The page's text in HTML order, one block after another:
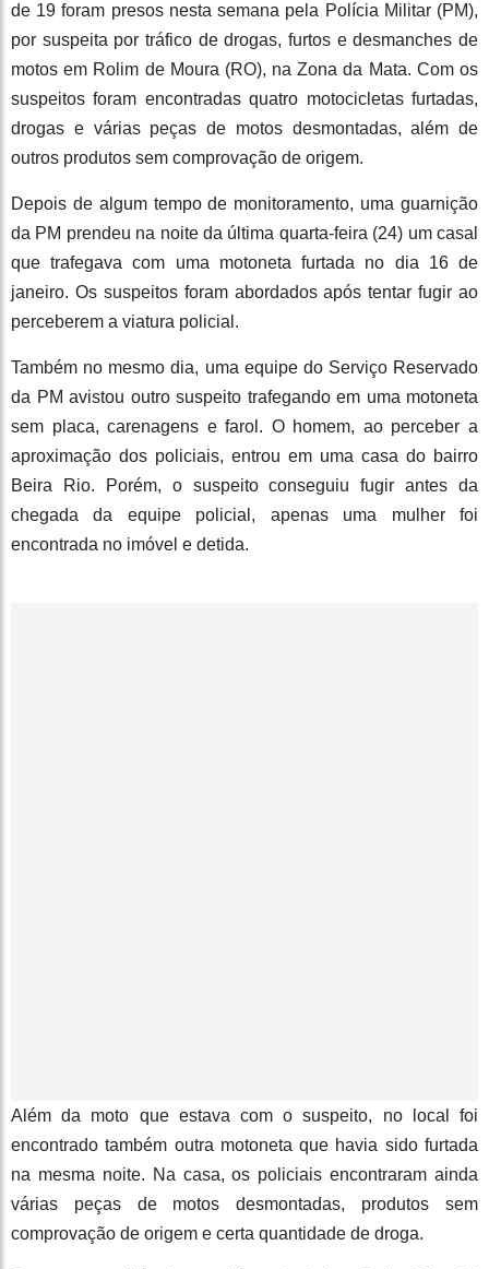
de 19 foram presos nesta semana pela Polícia Militar (PM),
por suspeita por tráfico de drogas, furtos e desmanches de
motos em Rolim de Moura (RO), na Zona da Mata. Com os
suspeitos foram encontradas quatro motocicletas furtadas,
drogas e várias peças de motos desmontadas, além de
outros produtos sem comprovação de origem.
Depois de algum tempo de monitoramento, uma guarnição
da PM prendeu na noite da última quarta-feira (24) um casal
que trafegava com uma motoneta furtada no dia 16 de
janeiro. Os suspeitos foram abordados após tentar fugir ao
perceberem a viatura policial.
Também no mesmo dia, uma equipe do Serviço Reservado
da PM avistou outro suspeito trafegando em uma motoneta
sem placa, carenagens e farol. O homem, ao perceber a
aproximação dos policiais, entrou em uma casa do bairro
Beira Rio. Porém, o suspeito conseguiu fugir antes da
chegada da equipe policial, apenas uma mulher foi
encontrada no imóvel e detida.
Além da moto que estava com o suspeito, no local foi
encontrado também outra motoneta que havia sido furtada
na mesma noite. Na casa, os policiais encontraram ainda
várias peças de motos desmontadas, produtos sem
comprovação de origem e certa quantidade de droga.